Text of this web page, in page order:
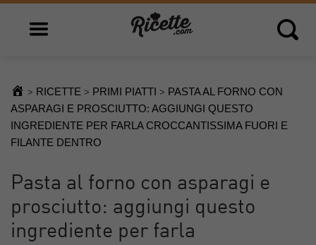
Open main menu Open
> RICETTE > PRIMI PIATTI > PASTA AL FORNO CON
ASPARAGI E PROSCIUTTO: AGGIUNGI QUESTO
INGREDIENTE PER FARLA CROCCANTISSIMA FUORI E
FILANTE DENTRO
Pasta al forno con asparagi e
prosciutto: aggiungi questo
ingrediente per farla